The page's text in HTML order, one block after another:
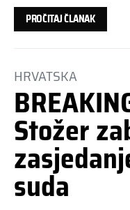
PROČITAJ ČLANAK
HRVATSKA
Stožer
suda